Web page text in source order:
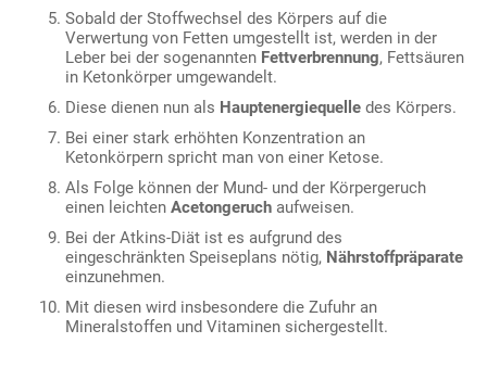
Sobald der Stoffwechsel des Körpers auf die
Verwertung von Fetten umgestellt ist, werden in der
Leber bei der sogenannten Fettverbrennung, Fettsäuren
in Ketonkörper umgewandelt.
Diese dienen nun als Hauptenergiequelle des Körpers.
Bei einer stark erhöhten Konzentration an
Ketonkörpern spricht man von einer Ketose.
Als Folge können der Mund- und der Körpergeruch
einen leichten Acetongeruch aufweisen.
Bei der Atkins-Diät ist es aufgrund des
eingeschränkten Speiseplans nötig, Nährstoffpräparate
einzunehmen.
Mit diesen wird insbesondere die Zufuhr an
Mineralstoffen und Vitaminen sichergestellt.